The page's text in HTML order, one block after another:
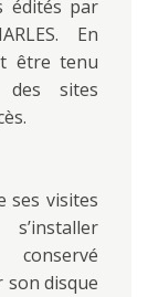
édités par
En
être tenu
des sites
ses visites
disque